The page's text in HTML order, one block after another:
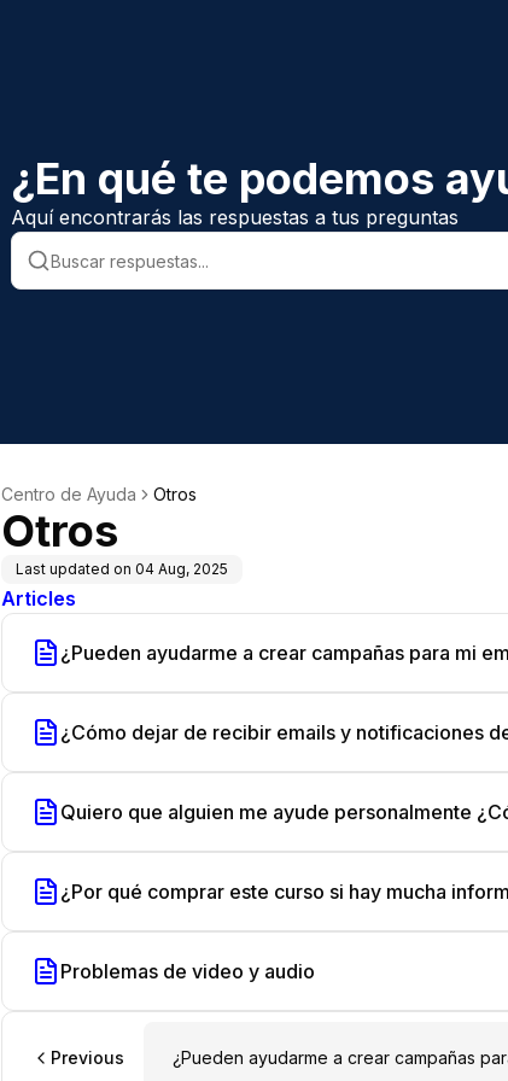
¿En qué te podemos
Aquí encontrarás las respuestas a tus preguntas
Centro de Ayuda Otros
Otros
Last updated on 04 Aug, 2025
Articles
¿Pueden ayudarme a crear campañas para mi
¿Cómo dejar de recibir emails y notificaciones
Quiero que alguien me ayude personalmente
¿Por qué comprar este curso si hay mucha
Problemas de video y audio
Previous ¿Pueden ayudarme a crear campañas